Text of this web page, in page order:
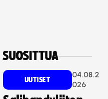
SUOSITTUA
UUTISET
04.08.2
026